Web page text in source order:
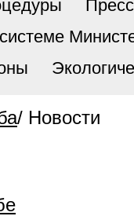
/ Новости